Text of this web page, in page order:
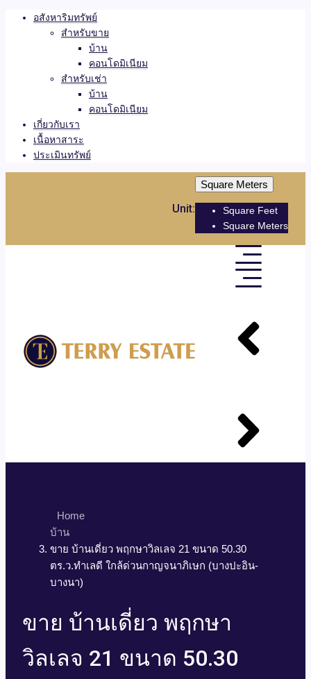
อสังหาริมทรัพย์
สำหรับขาย
บ้าน
คอนโดมิเนียม
สำหรับเช่า
บ้าน
คอนโดมิเนียม
เกี่ยวกับเรา
เนื้อหาสาระ
ประเมินทรัพย์
Unit:
Square Meters
Square Feet
Square Meters
Home
บ้าน
ขาย บ้านเดี่ยว พฤกษาวิลเลจ 21 ขนาด 50.30
ตร.ว.ทำเลดี ใกล้ด่วนกาญจนาภิเษก (บางปะอิน-
บางนา)
ขาย บ้านเดี่ยว พฤกษา
วิลเลจ 21 ขนาด 50.30